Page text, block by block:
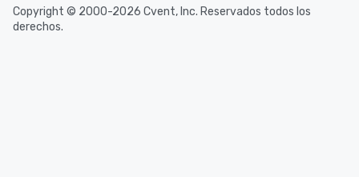
Copyright © 2000-2026 Cvent, Inc. Reservados todos los
derechos.